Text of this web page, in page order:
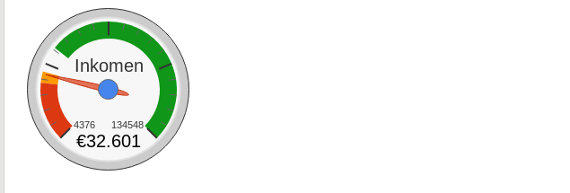
Inkomen
4376 134548
€32.601